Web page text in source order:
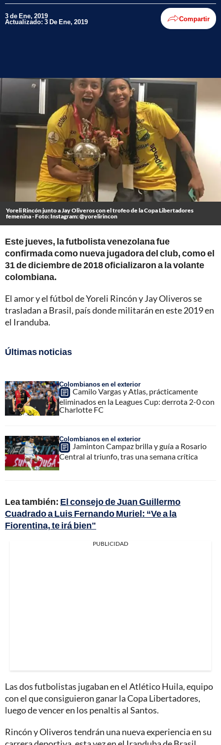
3 de Ene, 2019
Actualizado: 3 De Ene, 2019 Compartir
Yoreli Rincón junto a Jay Oliveros con el trofeo de la Copa Libertadores
femenina - Foto: Instagram: @yorelirincon
Este jueves, la futbolista venezolana fue
confirmada como nueva jugadora del club, como el
31 de diciembre de 2018 oficializaron a la volante
colombiana.
El amor y el fútbol de Yoreli Rincón y Jay Oliveros se
trasladan a Brasil, país donde militarán en este 2019 en
el Iranduba.
Últimas noticias
Colombianos en el exterior
Camilo Vargas y Atlas, prácticamente
eliminados en la Leagues Cup: derrota 2-0 con
Charlotte FC
Colombianos en el exterior
Jaminton Campaz brilla y guía a Rosario
Central al triunfo, tras una semana crítica
Lea también: El consejo de Juan Guillermo
Cuadrado a Luis Fernando Muriel: “Ve a la
Fiorentina, te irá bien"
PUBLICIDAD
Las dos futbolistas jugaban en el Atlético Huila, equipo
con el que consiguieron ganar la Copa Libertadores,
luego de vencer en los penaltis al Santos.
Rincón y Oliveros tendrán una nueva experiencia en su